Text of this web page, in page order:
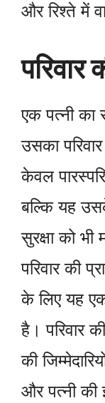
और रिश्ते में
परिवार
एक पत्नी का
उसका
केवल
बल्कि यह
सुरक्षा को
परिवार की
के लिए यह
है। परिवार
की
और पत्नी